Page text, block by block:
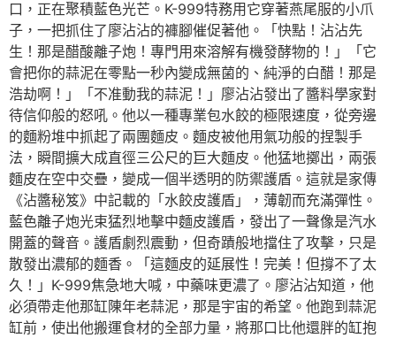
口，正在聚積藍色光芒。K-999特務用它穿著燕尾服的小爪
子，一把抓住了廖沾沾的褲腳催促著他。「快點！沾沾先
生！那是醋酸離子炮！專門用來溶解有機發酵物的！」「它
會把你的蒜泥在零點一秒內變成無菌的、純淨的白醋！那是
浩劫啊！」「不准動我的蒜泥！」廖沾沾發出了醬料學家對
待信仰般的怒吼。他以一種專業包水餃的極限速度，從旁邊
的麵粉堆中抓起了兩團麵皮。麵皮被他用氣功般的捏製手
法，瞬間擴大成直徑三公尺的巨大麵皮。他猛地擲出，兩張
麵皮在空中交疊，變成一個半透明的防禦護盾。這就是家傳
《沾醬秘笈》中記載的「水餃皮護盾」，薄韌而充滿彈性。
藍色離子炮光束猛烈地擊中麵皮護盾，發出了一聲像是汽水
開蓋的聲音。護盾劇烈震動，但奇蹟般地擋住了攻擊，只是
散發出濃郁的麵香。「這麵皮的延展性！完美！但撐不了太
久！」K-999焦急地大喊，中藥味更濃了。廖沾沾知道，他
必須帶走他那缸陳年老蒜泥，那是宇宙的希望。他跑到蒜泥
缸前，使出他搬運食材的全部力量，將那口比他還胖的缸抱